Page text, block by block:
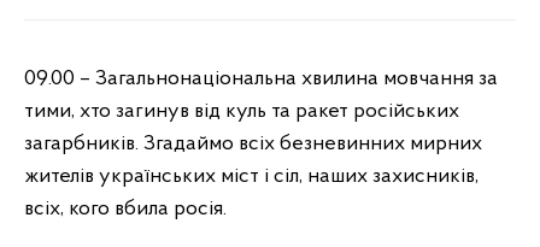
09.00 – Загальнонаціональна хвилина мовчання за
тими, хто загинув від куль та ракет російських
загарбників. Згадаймо всіх безневинних мирних
жителів українських міст і сіл, наших захисників,
всіх, кого вбила росія.